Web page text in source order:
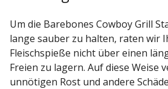
Um die Barebones Cowboy Grill
lange sauber zu halten, raten wir
Fleischspieße nicht über einen
Freien zu lagern. Auf diese Weise
unnötigen Rost und andere